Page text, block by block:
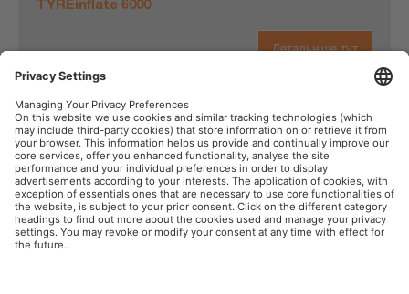
TYREinflate 6000
Детальніше тут
OSRAM у соціальних мережах
Товарний знак
Умови використання сайту